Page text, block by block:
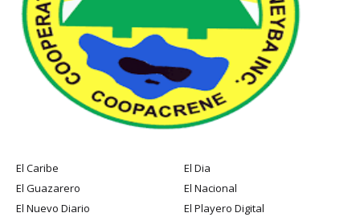
El Caribe
El Dia
El Guazarero
El Nacional
El Nuevo Diario
El Playero Digital